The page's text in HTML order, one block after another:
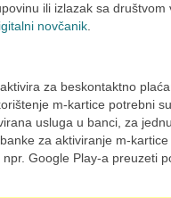
ili izlazak sa društvom
novčanik
za beskontaktno
m-kartice potrebni
usluga u banci, za
za aktiviranje m-
Google Play-a preuzeti